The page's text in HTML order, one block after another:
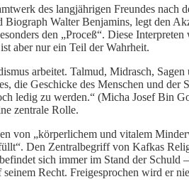
des langjährigen Freundes nach
Walter Benjamins, legt den
den „Proceß“. Diese
aber nur ein Teil der Wahrheit.
arbeitet. Talmud, Midrasch,
die Geschicke des Menschen und der
ledig zu werden.“ (Micha Josef Bin
zentrale Rolle.
von „körperlichem und vitalem
Den Zentralbegriff von Kafkas
sich immer im Stand der Schuld
Recht. Freigesprochen wird er